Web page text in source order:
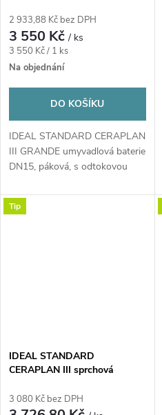
2 933,88 Kč bez DPH
3 550 Kč/ ks
Měrná
cena:
3 550 Kč / 1 ks
Na objednání
DO KOŠÍKU
IDEAL STANDARD CERAPLAN
III GRANDE umyvadlová baterie
DN15, páková, s odtokovou
Tip
IDEAL STANDARD
CERAPLAN III sprchová
3 080 Kč bez DPH